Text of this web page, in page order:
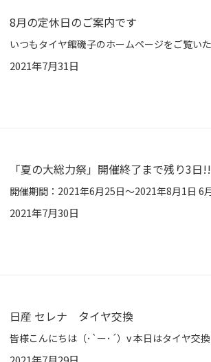
8月の定休日のご案内です
2021年7月31日
「夏の大総力祭」開催終了まで残り3日!!
2021年7月30日
日産 セレナ タイヤ交換